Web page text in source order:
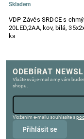
VDP Závěs SRDCE s
20LED,2AA, kov, bílá,
ks
Skladem
ODEBÍRAT
Vložte svůj e-mail a my vám
shopu.
Vložením e-mailu souhlasíte s
Přihlásit se